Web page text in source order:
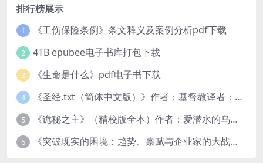
排行榜展示
1 《工伤保险条例》条文释义及案例分析pdf下载
2 4TB epubee电子书库打包下载
3 《生命是什么》pdf电子书下载
4 《圣经.txt（简体中文版）》作者：基督教译者：中国基督教协会
5 《诡秘之主》（精校版全本）作者：爱潜水的乌贼txt
6 《突破现实的困境：趋势、禀赋与企业家的大战略》pdf图书下载